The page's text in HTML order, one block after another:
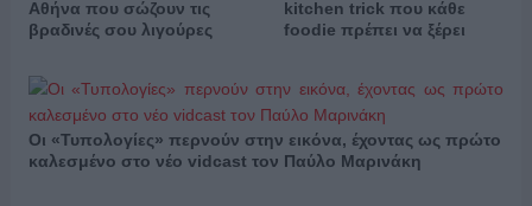
Αθήνα που σώζουν τις
βραδινές σου λιγούρες
kitchen trick που κάθε
foodie πρέπει να ξέρει
Οι «Τυπολογίες» περνούν στην εικόνα, έχοντας ως πρώτο
καλεσμένο στο νέο vidcast τον Παύλο Μαρινάκη